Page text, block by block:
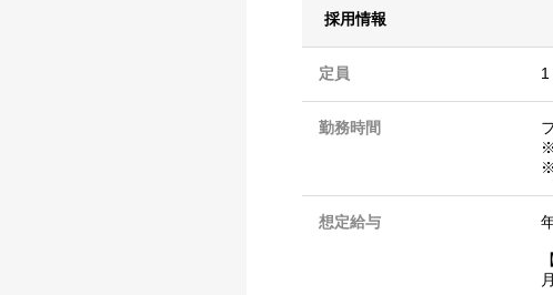
採用情報
定員 1
勤務時間
想定給与